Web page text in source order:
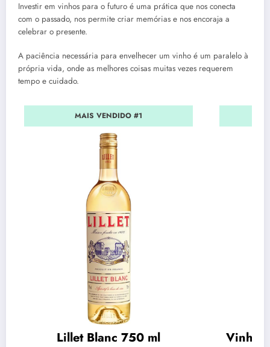
Investir em vinhos para o futuro é uma prática que nos conecta
com o passado, nos permite criar memórias e nos encoraja a
celebrar o presente.
A paciência necessária para envelhecer um vinho é um paralelo à
própria vida, onde as melhores coisas muitas vezes requerem
tempo e cuidado.
MAIS VENDIDO #1
Lillet Blanc 750 ml Vinho